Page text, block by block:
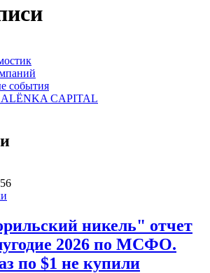
события
ALЁNKA CAPITAL
никель" отчет
2026 по МСФО.
по $1 не купили